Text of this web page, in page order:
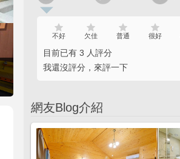
不好 欠佳 普通 很好
目前已有 3 人評分
我還沒評分，來評一下
網友Blog介紹